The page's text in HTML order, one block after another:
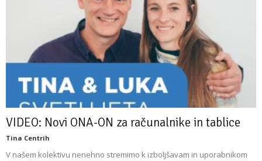
VIDEO: Novi ONA-ON za računalnike in tablice
Tina Centrih
V našem kolektivu nenehno stremimo k izboljšavam in uporabnikom